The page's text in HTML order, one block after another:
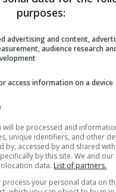
stato scelto da
di share), mentre su
condotto da
1.586.000
7,8% di share.
approfondimento
daPaolo Del
1.130.000 spettatori
purposes:
advertising and content,
audience research
access information on a device
will be processed and
unique identifiers, and other
by, accessed by and shared
by this site. We and
data. List of partners.
process your personal data on